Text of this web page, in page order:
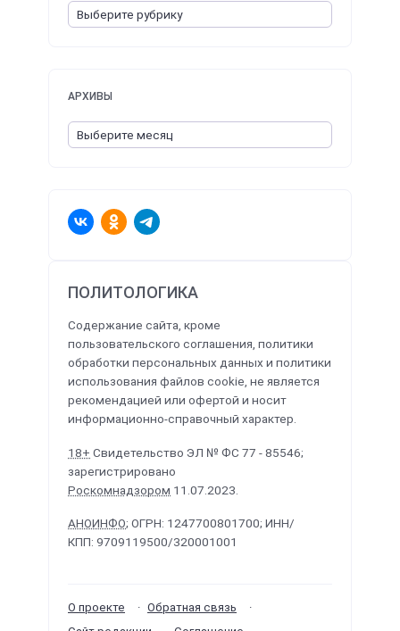
ПОЛИТОЛОГИКА
Содержание сайта, кроме
пользовательского соглашения, политики
обработки персональных данных и политики
использования файлов cookie, не является
рекомендацией или офертой и носит
информационно-справочный характер.
18+ Свидетельство ЭЛ № ФС 77 - 85546;
зарегистрировано
Роскомнадзором 11.07.2023.
АНОИНФО; ОГРН: 1247700801700; ИНН/
КПП: 9709119500/320001001
О проекте
Обратная связь
АРХИВЫ